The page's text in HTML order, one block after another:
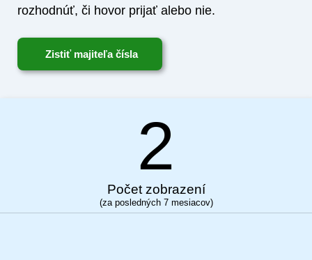
rozhodnúť, či hovor prijať alebo nie.
Zistiť majiteľa čísla
2
Počet zobrazení
(za posledných 7 mesiacov)